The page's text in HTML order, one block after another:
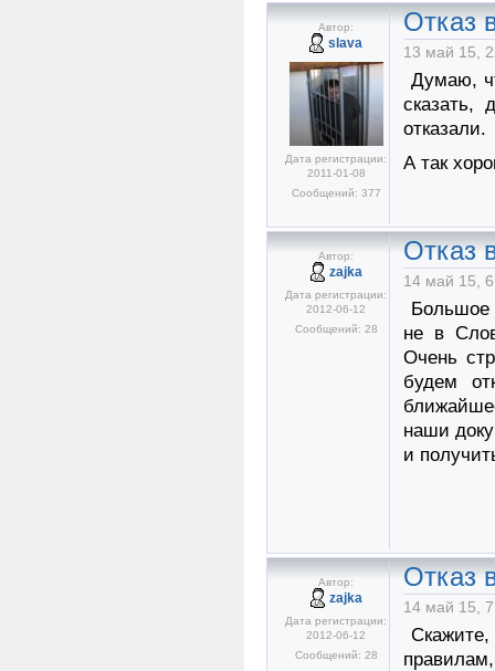
Автор:
slava
Дата регистрации:
2011-01-08
Сообщений: 377
Отказ
13 май 15,
Думаю,
сказать,
отказали.
А так
Автор:
zajka
Дата регистрации:
2012-06-12
Сообщений: 28
Отказ
14 май 15,
Большое
не в
Очень
будем
наши
и
Автор:
zajka
Дата регистрации:
2012-06-12
Сообщений: 28
Отказ
14 май 15,